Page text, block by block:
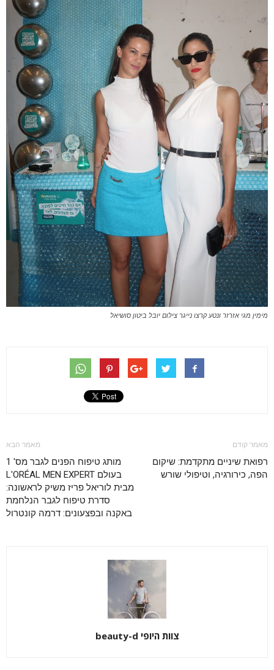
מימין מגי אזרזר ונטע קרצו נייגר צילום יובל ביטון סושיאל
מאמר קודם
רפואת שיניים מתקדמת: שיקום
הפה, כירורגיה, וטיפולי שורש
מאמר הבא
מותג טיפוח הפנים לגבר מס' 1
בעולם L'ORÉAL MEN EXPERT
מבית לוריאל פריז משיק לראשונה:
סדרת טיפוח לגבר הנלחמת
באקנה ובפצעונים: דרמה קונטרול
צוות היופי beauty-d